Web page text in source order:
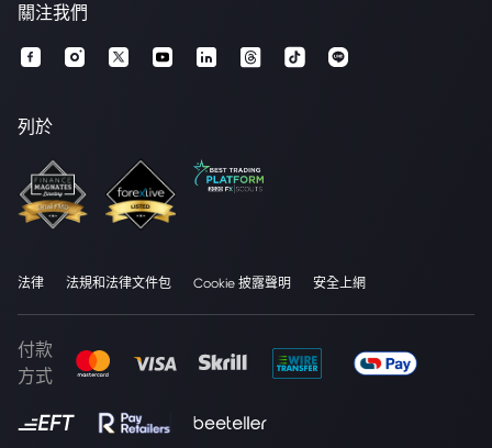
關注我們
列於
法律 法規和法律文件包 Cookie 披露聲明 安全上網
付款
方式